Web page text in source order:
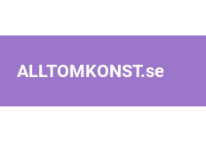
ALLTOMKONST.se